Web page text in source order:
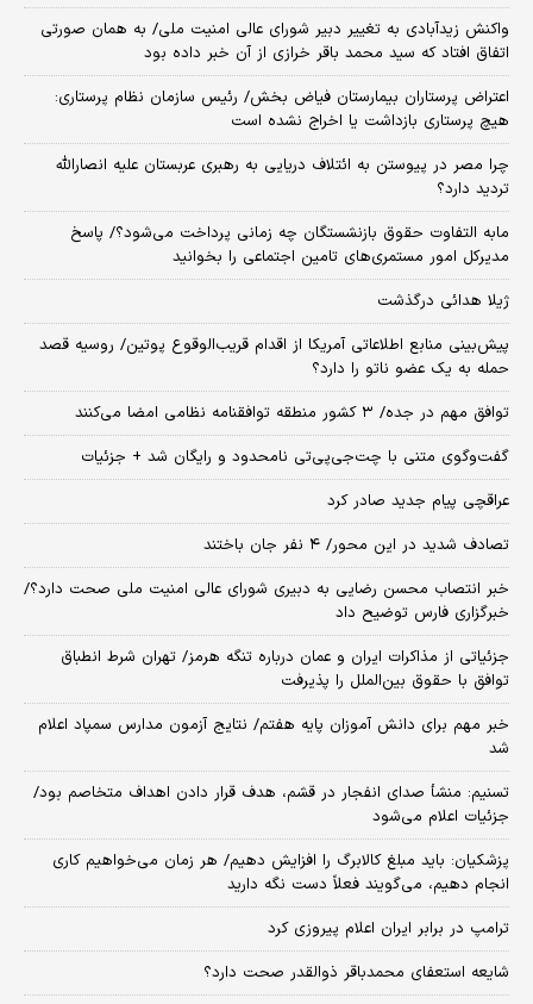
واکنش زیدآبادی به تغییر دبیر شورای عالی امنیت ملی/ به همان صورتی
اتفاق افتاد که سید محمد باقر خرازی از آن خبر داده بود
اعتراض پرستاران بیمارستان فیاض بخش/ رئیس سازمان نظام پرستاری:
هیچ پرستاری بازداشت یا اخراج نشده است
چرا مصر در پیوستن به ائتلاف دریایی به رهبری عربستان علیه انصارالله
تردید دارد؟
مابه التفاوت حقوق بازنشستگان چه زمانی پرداخت می‌شود؟/ پاسخ
مدیرکل امور مستمری‌های تامین اجتماعی را بخوانید
ژیلا هدائی درگذشت
پیش‌بینی منابع اطلاعاتی آمریکا از اقدام قریب‌الوقوع پوتین/ روسیه قصد
حمله به یک عضو ناتو را دارد؟
توافق مهم در جده/ ۳ کشور منطقه توافقنامه نظامی امضا می‌کنند
گفت‌وگوی متنی با چت‌جی‌پی‌تی نامحدود و رایگان شد + جزئیات
عراقچی پیام جدید صادر کرد
تصادف شدید در این محور/ ۴ نفر جان باختند
خبر انتصاب محسن رضایی به دبیری شورای عالی امنیت ملی صحت دارد؟/
خبرگزاری فارس توضیح داد
جزئیاتی از مذاکرات ایران و عمان درباره تنگه هرمز/ تهران شرط انطباق
توافق با حقوق بین‌الملل را پذیرفت
خبر مهم برای دانش آموزان پایه هفتم/ نتایج آزمون مدارس سمپاد اعلام
شد
تسنیم: منشأ صدای انفجار در قشم، هدف قرار دادن اهداف متخاصم بود/
جزئیات اعلام می‌شود
پزشکیان: باید مبلغ کالابرگ را افزایش دهیم/ هر زمان می‌خواهیم کاری
انجام دهیم، می‌گویند فعلاً دست نگه دارید
ترامپ در برابر ایران اعلام پیروزی کرد
شایعه استعفای محمدباقر ذوالقدر صحت دارد؟